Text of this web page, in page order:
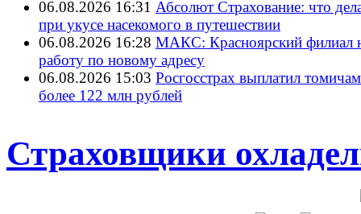
06.08.2026 16:31 Абсолют Страхование: что
при укусе насекомого в путешествии
06.08.2026 16:28 МАКС: Красноярский филиал
работу по новому адресу
06.08.2026 15:03 Росгосстрах выплатил томичам
более 122 млн рублей
Страховщики